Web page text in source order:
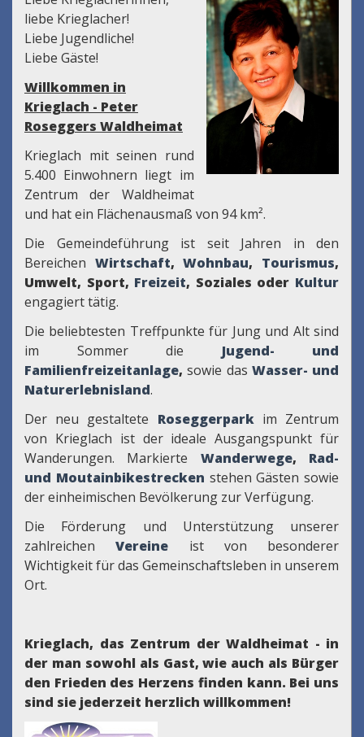
liebe Krieglacher!
Liebe Jugendliche!
Liebe Gäste!
Willkommen in
Krieglach - Peter
Roseggers Waldheimat
Krieglach mit seinen rund
5.400 Einwohnern liegt im
Zentrum der Waldheimat
und hat ein Flächenausmaß von 94 km².
Die Gemeindeführung ist seit Jahren in den
Bereichen Wirtschaft,Wohnbau, Tourismus,
Umwelt, Sport, Freizeit, Soziales oder Kultur
engagiert tätig.
Die beliebtesten Treffpunkte für Jung und Alt sind
im Sommer die Jugend- und
Familienfreizeitanlage,sowie das Wasser- und
Naturerlebnisland.
Der neu gestaltete Roseggerpark im Zentrum
von Krieglach ist der ideale Ausgangspunkt für
Wanderungen. Markierte Wanderwege, Rad-
und Moutainbikestrecken stehen Gästen sowie
der einheimischen Bevölkerung zur Verfügung.
Die Förderung und Unterstützung unserer
zahlreichenVereine
ist von besonderer
Wichtigkeit für das Gemeinschaftsleben in unserem
Ort.
Krieglach, das Zentrum der Waldheimat - in
der man sowohl als Gast, wie auch als Bürger
den Frieden des Herzens finden kann. Bei uns
sind sie jederzeit herzlich willkommen!